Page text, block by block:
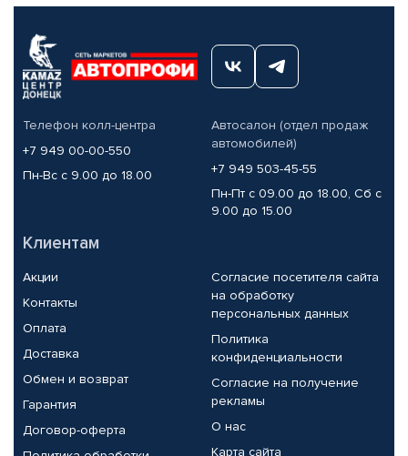
Телефон колл-центра
+7 949 00-00-550
Пн-Вс с 9.00 до 18.00
Автосалон (отдел продаж
автомобилей)
+7 949 503-45-55
Пн-Пт с 09.00 до 18.00, Сб с
9.00 до 15.00
Клиентам
Акции
Контакты
Оплата
Доставка
Обмен и возврат
Гарантия
Договор-оферта
Согласие посетителя сайта
на обработку
персональных данных
Политика
конфиденциальности
Согласие на получение
рекламы
О нас
Карта сайта